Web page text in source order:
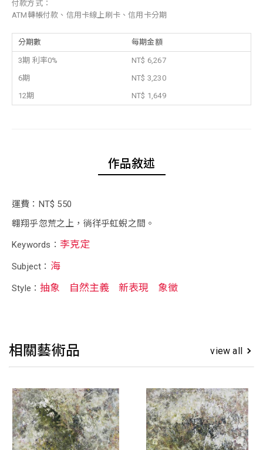
付款方式：
ATM轉帳付款、信用卡線上刷卡、信用卡分期
分期數 每期金額
3期 利率0%
NT$ 6,267
6期
NT$ 3,230
12期
NT$ 1,649
作品敘述
運費：NT$ 550
翱翔乎忽荒之上，徜徉乎虹蜺之間。
Keywords： 李克定
Subject： 海
Style：抽象 自然主義 新表現 象徵
相關藝術品 view all